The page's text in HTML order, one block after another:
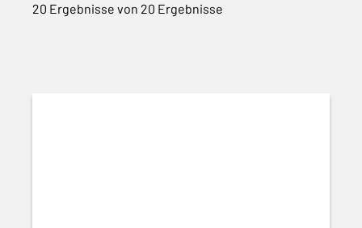
20 Ergebnisse von 20 Ergebnisse